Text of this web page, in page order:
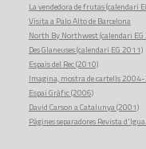
La vendedora de frutas (calendari
Visita a Palo Alto de Barcelona
North By Northwest (calendari
Des Glaneuses (calendari EG 2011)
Espais del Rec (2010)
Imagina, mostra de cartells
Espai Gràfic (2006)
David Carson a Catalunya (2001)
Pàgines separadores Revista